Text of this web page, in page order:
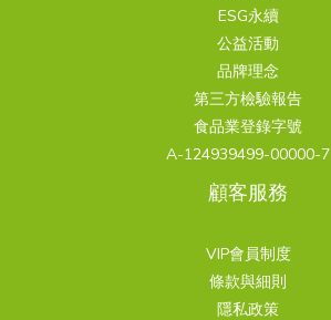
ESG永續
公益活動
品牌理念
第三方檢驗報告
食品業登錄字號
A-124939499-00000-7
顧客服務
VIP會員制度
條款與細則
隱私政策